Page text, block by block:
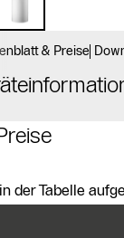
& Preise
der Tabelle